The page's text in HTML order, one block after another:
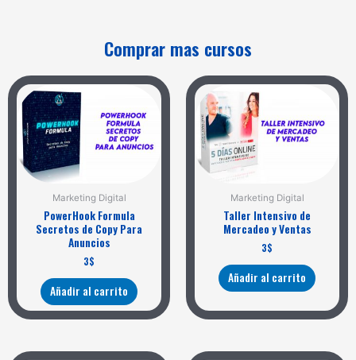
Comprar mas cursos
Marketing Digital
PowerHook Formula
Secretos de Copy Para
Anuncios
3$
Añadir al carrito
Marketing Digital
Taller Intensivo de
Mercadeo y Ventas
3$
Añadir al carrito